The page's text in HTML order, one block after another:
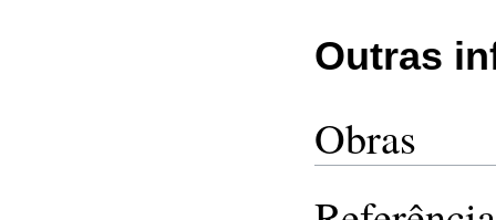
Outras
Obras